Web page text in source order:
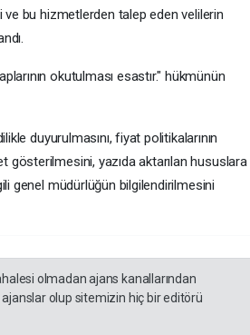
ve bu hizmetlerden talep eden velilerin
okutulması esastır." hükmünün
duyurulmasını, fiyat politikalarının
gösterilmesini, yazıda aktarılan hususlara
genel müdürlüğün bilgilendirilmesini
olmadan ajans kanallarından
olup sitemizin hiç bir editörü